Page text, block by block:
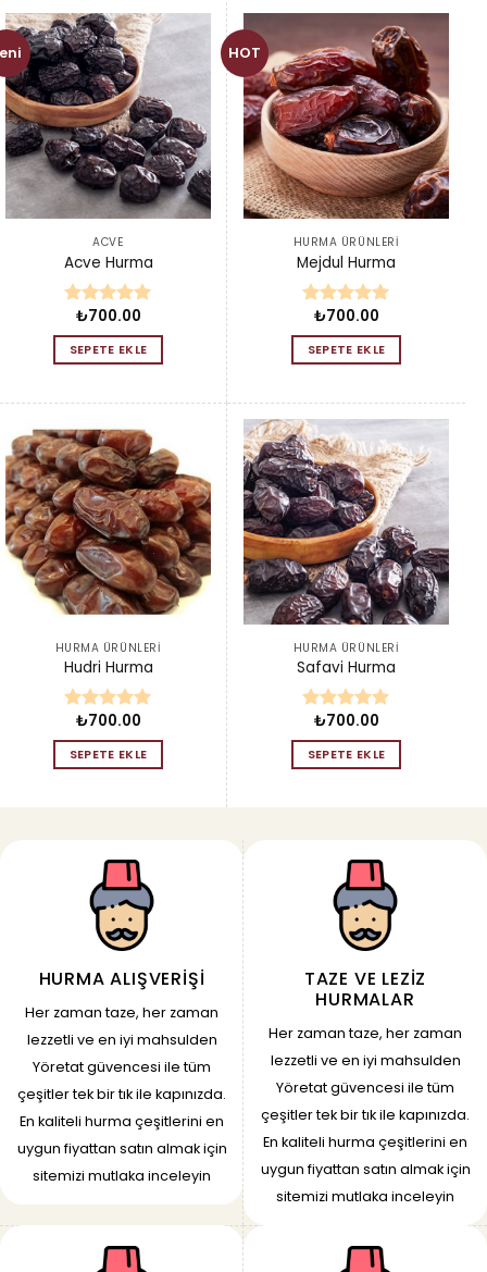
ACVE
Acve Hurma
5 üzerinden
5.00oy
aldı
₺700.00
SEPETE EKLE
HOT
HURMA ÜRÜNLERI
Mejdul Hurma
5 üzerinden
5.00oy
aldı
₺700.00
SEPETE EKLE
HURMA ÜRÜNLERI
Hudri Hurma
5 üzerinden
5.00oy
aldı
₺700.00
SEPETE EKLE
HURMA ÜRÜNLERI
Safavi Hurma
5 üzerinden
5.00oy
aldı
₺700.00
SEPETE EKLE
HURMA ALIŞVERIŞI
Her zaman taze, her zaman
lezzetli ve en iyi mahsulden
Yöretat güvencesi ile tüm
çeşitler tek bir tık ile kapınızda.
En kaliteli hurma çeşitlerini en
uygun fiyattan satın almak için
sitemizi mutlaka inceleyin
TAZE VE LEZIZ
HURMALAR
Her zaman taze, her zaman
lezzetli ve en iyi mahsulden
Yöretat güvencesi ile tüm
çeşitler tek bir tık ile kapınızda.
En kaliteli hurma çeşitlerini en
uygun fiyattan satın almak için
sitemizi mutlaka inceleyin